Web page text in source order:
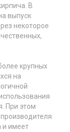
В
выпуск
некоторое
крупных
на
При этом
и имеет